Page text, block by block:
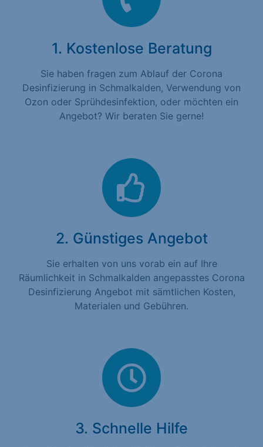
1. Kostenlose Beratung
Sie haben fragen zum Ablauf der Corona
Desinfizierung in Schmalkalden, Verwendung von
Ozon oder Sprühdesinfektion, oder möchten ein
Angebot? Wir beraten Sie gerne!
2. Günstiges Angebot
Sie erhalten von uns vorab ein auf Ihre
Räumlichkeit in Schmalkalden angepasstes Corona
Desinfizierung Angebot mit sämtlichen Kosten,
Materialen und Gebühren.
3. Schnelle Hilfe